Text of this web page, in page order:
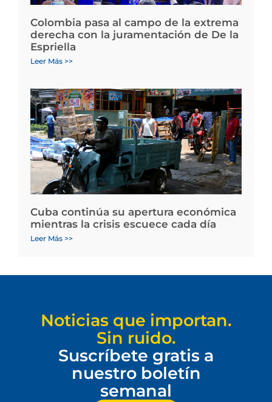
Colombia pasa al campo de la extrema
derecha con la juramentación de De la
Espriella
Leer Más >>
Cuba continúa su apertura económica
mientras la crisis escuece cada día
Leer Más >>
Noticias que importan.
Sin ruido.
Suscríbete gratis a
nuestro boletín
semanal